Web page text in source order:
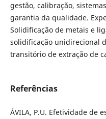
gestão, calibração,
garantia da qualidade.
Solidificação de metais e
solidificação unidirecional
transitório de extração de
Referências
ÁVILA, P.U. Efetividade de